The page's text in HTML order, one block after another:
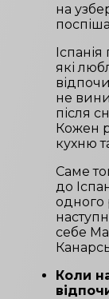
на
які
не
після
Кожен
кухню
Саме
до
одного
себе
Коли